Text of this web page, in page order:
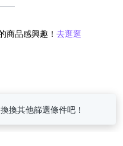
商品感興趣！ 去逛逛
換其他篩選條件吧！